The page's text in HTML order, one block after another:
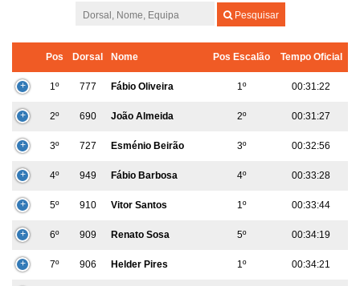
Pesquisar
Pos Dorsal Nome Pos Escalão Tempo Oficial
1º 777 Fábio Oliveira 1º 00:31:22
2º 690 João Almeida 2º 00:31:27
3º 727 Esménio Beirão 3º 00:32:56
4º 949 Fábio Barbosa 4º 00:33:28
5º 910 Vitor Santos 1º 00:33:44
6º 909 Renato Sosa 5º 00:34:19
7º 906 Helder Pires 1º 00:34:21